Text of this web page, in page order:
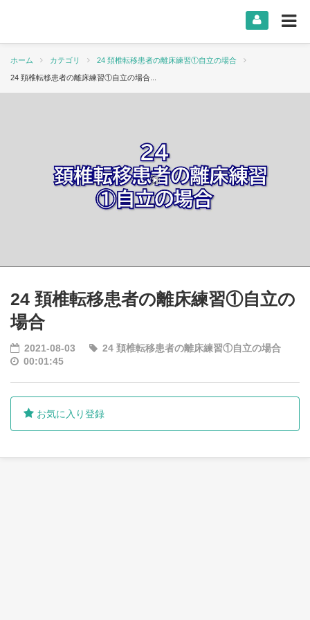
ホーム カテゴリ 24 頚椎転移患者の離床練習①自立の場合
24 頚椎転移患者の離床練習①自立の場合...
24 頚椎転移患者の離床練習①自立の
場合
2021-08-03
24 頚椎転移患者の離床練習①自立の場合
00:01:45
お気に入り登録